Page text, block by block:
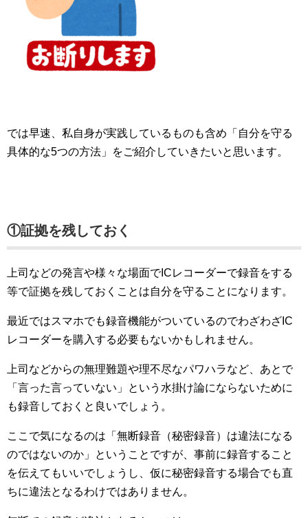
では早速、私自身が実践しているものも含め「自分を守る
具体的な5つの方法」をご紹介していきたいと思います。
①証拠を残しておく
上司などの発言や様々な場面でICレコーダーで録音をする
等で証拠を残しておくことは自分を守ることになります。
最近ではスマホでも録音機能がついているのでわざわざIC
レコーダーを購入する必要もないかもしれません。
上司などからの無理難題や理不尽なパワハラなど、あとで
「言った言っていない」という水掛け論にならないために
も録音しておくと良いでしょう。
ここで気になるのは「無断録音（秘密録音）は違法になる
のではないのか」ということですが、事前に録音すること
を伝えてもいいでしょうし、仮に秘密録音する場合でも直
ちに違法となるわけではありません。